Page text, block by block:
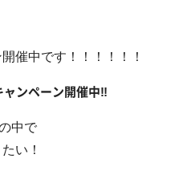
催中です！！！！！！
ンペーン開催中‼️
中で
い！